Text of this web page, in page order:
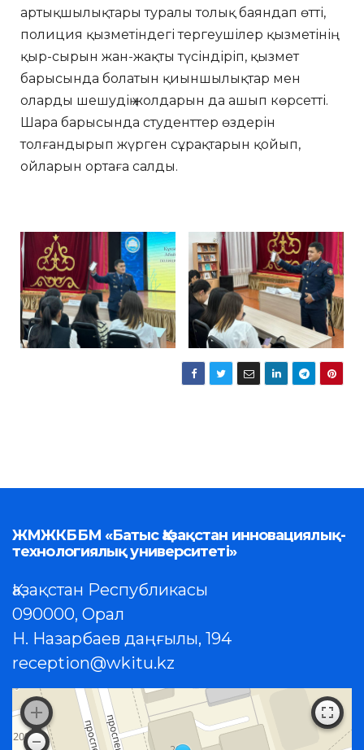
артықшылықтары туралы толық баяндап өтті,
полиция қызметіндегі тергеушілер қызметінің
қыр-сырын жан-жақты түсіндіріп, қызмет
барысында болатын қиыншылықтар мен
оларды шешудің жолдарын да ашып көрсетті.
Шара барысында студенттер өздерін
толғандырып жүрген сұрақтарын қойып,
ойларын ортаға салды.
ЖМЖКББМ «Батыс Қазақстан инновациялық-
технологиялық университеті»
Қазақстан Республикасы
090000, Орал
Н. Назарбаев даңғылы, 194
reception@wkitu.kz